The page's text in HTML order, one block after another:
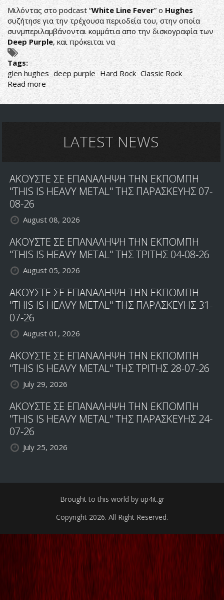
RITCHIE
BLACKMORE
Μιλόντας στο podcast “White Line Fever” o Hughes
συζήτησε για την τρέχουσα περιοδεία του, στην οποία
συνμπεριλαμβάνονται κομμάτια απο την δισκογραφία των
Deep Purple, και πρόκειται να
Tags:
glen hughes deep purple Hard Rock Classic Rock
Read more about
Ο
"LAST
LATEST NEWS
ΑΚΟΥΣΤΕ ΣΕ ΕΠΑΝΑΛΗΨΗ ΤΗΝ ΕΚΠΟΜΠΗ
"THIS IS HEAVY METAL" ΤΗΣ ΠΑΡΑΣΚΕΥΗΣ 07-
08-26
August 08, 2026
ΑΚΟΥΣΤΕ ΣΕ ΕΠΑΝΑΛΗΨΗ ΤΗΝ ΕΚΠΟΜΠΗ
"THIS IS HEAVY METAL" ΤΗΣ ΤΡΙΤΗΣ 04-08-26
August 05, 2026
ΑΚΟΥΣΤΕ ΣΕ ΕΠΑΝΑΛΗΨΗ ΤΗΝ ΕΚΠΟΜΠΗ
"THIS IS HEAVY METAL" ΤΗΣ ΠΑΡΑΣΚΕΥΗΣ 31-
07-26
August 01, 2026
ΑΚΟΥΣΤΕ ΣΕ ΕΠΑΝΑΛΗΨΗ ΤΗΝ ΕΚΠΟΜΠΗ
"THIS IS HEAVY METAL" ΤΗΣ ΤΡΙΤΗΣ 28-07-26
July 29, 2026
ΑΚΟΥΣΤΕ ΣΕ ΕΠΑΝΑΛΗΨΗ ΤΗΝ ΕΚΠΟΜΠΗ
"THIS IS HEAVY METAL" ΤΗΣ ΠΑΡΑΣΚΕΥΗΣ 24-
07-26
July 25, 2026
Brought to this world by up4it.gr
Copyright 2026. All Right Reserved.